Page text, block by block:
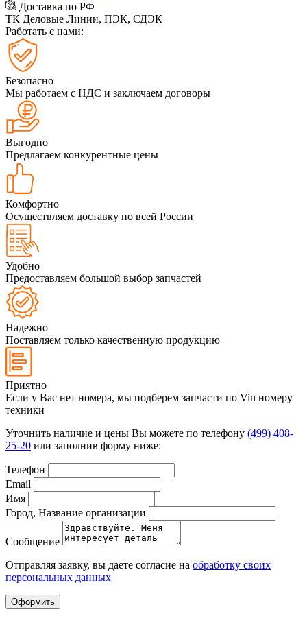
Доставка по РФ
ТК Деловые Линии, ПЭК, СДЭК
Работать с нами:
Безопасно
Мы работаем с НДС и заключаем договоры
Выгодно
Предлагаем конкурентные цены
Комфортно
Осуществляем доставку по всей России
Удобно
Предоставляем большой выбор запчастей
Надежно
Поставляем только качественную продукцию
Приятно
Если у Вас нет номера, мы подберем запчасти по Vin номеру
техники
Уточнить наличие и цены Вы можете по телефону (499) 408-
25-20 или заполнив форму ниже:
Телефон
Email
Имя
Город, Название организации
Сообщение
Отправляя заявку, вы даете согласие на обработку своих
персональных данных
Оформить